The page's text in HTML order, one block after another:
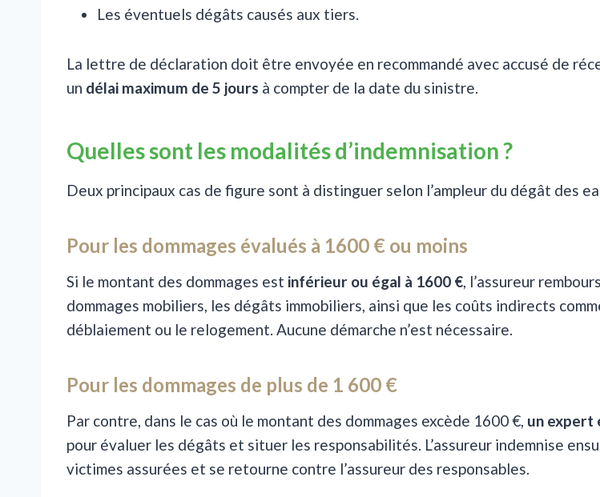
Les éventuels dégâts causés aux tiers.
La lettre de déclaration doit être envoyée en recommandé avec accusé de
un délai maximum de 5 jours à compter de la date du sinistre.
Quelles sont les modalités d’indemnisation ?
Deux principaux cas de figure sont à distinguer selon l’ampleur du dégât des
Pour les dommages évalués à 1600 € ou moins
Si le montant des dommages est inférieur ou égal à 1600 €, l’assureur
dommages mobiliers, les dégâts immobiliers, ainsi que les coûts indirects
déblaiement ou le relogement. Aucune démarche n’est nécessaire.
Pour les dommages de plus de 1 600 €
Par contre, dans le cas où le montant des dommages excède 1600 €, un expert
pour évaluer les dégâts et situer les responsabilités. L’assureur indemnise
victimes assurées et se retourne contre l’assureur des responsables.